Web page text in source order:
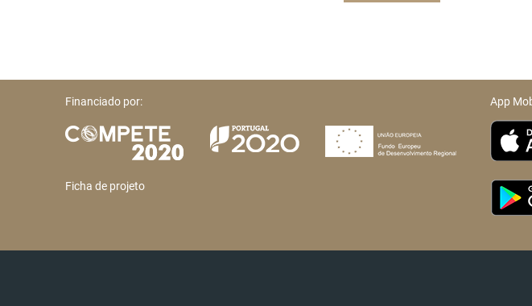
Financiado por:
Ficha de projeto
App